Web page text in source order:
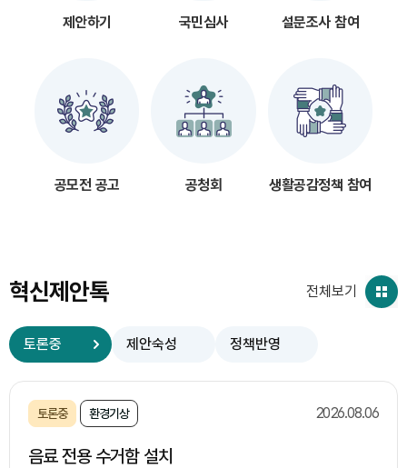
제안하기 국민심사 설문조사 참여
공모전 공고 공청회 생활공감정책 참여
혁신제안톡
토론중 제안숙성 정책반영
토론중 환경기상 2026.08.06
음료 전용 수거함 설치
전체보기